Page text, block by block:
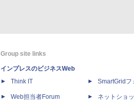
Group site links
インプレスのビジネスWeb
Think IT
Web担当者Forum
SmartGridフ
ネットショ